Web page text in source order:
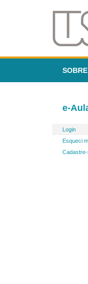
SOBRE
e-
Login
Esqueci